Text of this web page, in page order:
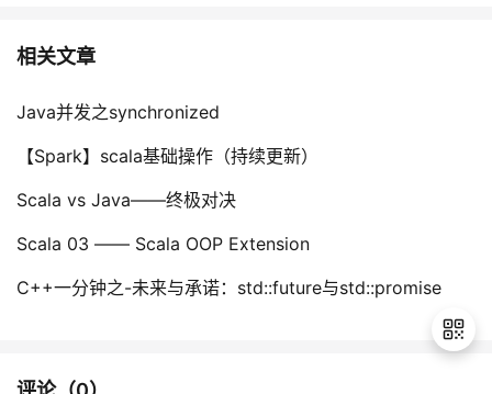
相关文章
Java并发之synchronized
【Spark】scala基础操作（持续更新）
Scala vs Java——终极对决
Scala 03 —— Scala OOP Extension
C++一分钟之-未来与承诺：std::future与std::promise